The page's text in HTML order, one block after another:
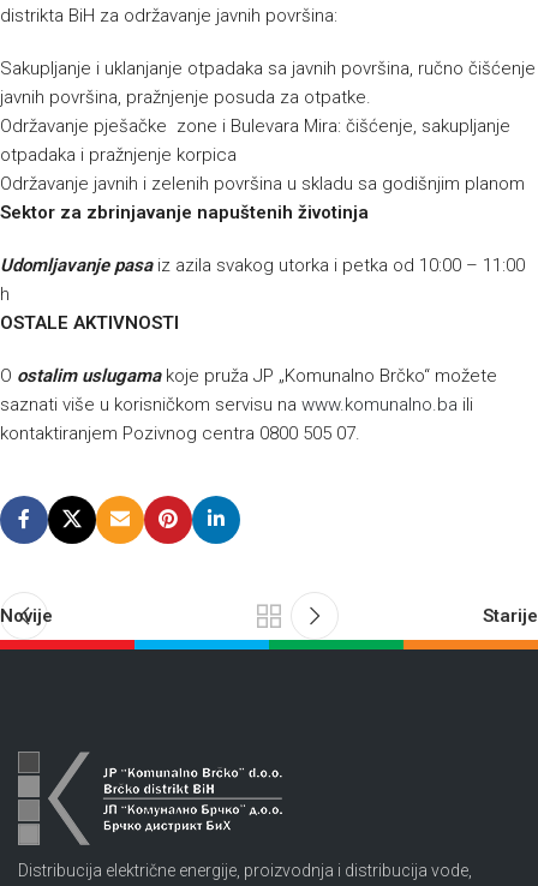
distrikta BiH za održavanje javnih površina:
Sakupljanje i uklanjanje otpadaka sa javnih površina, ručno čišćenje
javnih površina, pražnjenje posuda za otpatke.
Održavanje pješačke zone i Bulevara Mira: čišćenje, sakupljanje
otpadaka i pražnjenje korpica
Održavanje javnih i zelenih površina u skladu sa godišnjim planom
Sektor za zbrinjavanje napuštenih životinja
Udomljavanje pasaiz azila svakog utorka i petka od 10:00 – 11:00
h
OSTALE AKTIVNOSTI
O ostalim uslugamakoje pruža JP „Komunalno Brčko“ možete
saznati više u korisničkom servisu na www.komunalno.ba ili
kontaktiranjem Pozivnog centra 0800 505 07.
Novije Starije
Distribucija električne energije, proizvodnja i distribucija vode,